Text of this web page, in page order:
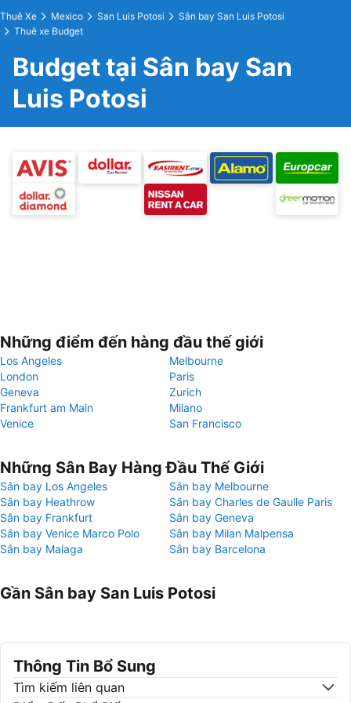
Thuê Xe Mexico San Luis Potosi
Sân bay San Luis Potosi
Thuê xe Budget
Budget tại Sân bay San
Luis Potosi
Những điểm đến hàng đầu thế giới
Los Angeles
Melbourne
London
Paris
Geneva
Zurich
Frankfurt am Main
Milano
Venice
San Francisco
Những Sân Bay Hàng Đầu Thế Giới
Sân bay Los Angeles
Sân bay Melbourne
Sân bay Heathrow
Sân bay Charles de Gaulle Paris
Sân bay Frankfurt
Sân bay Geneva
Sân bay Venice Marco Polo
Sân bay Milan Malpensa
Sân bay Malaga
Sân bay Barcelona
Gần Sân bay San Luis Potosi
Thông Tin Bổ Sung
Tìm kiếm liên quan